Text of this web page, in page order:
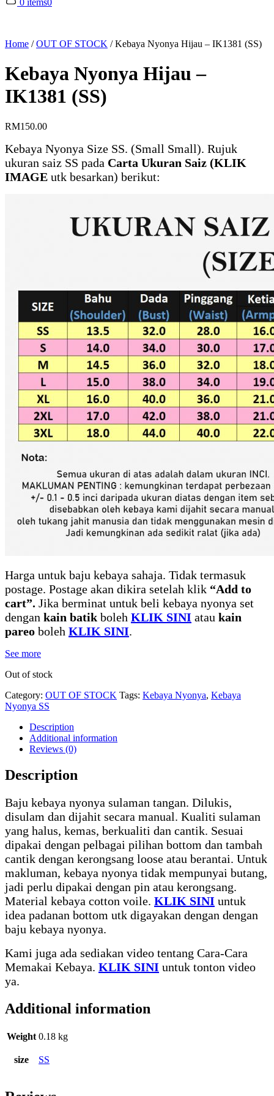
0 items0
Home /OUT OF STOCK /Kebaya Nyonya Hijau – IK1381 (SS)
Kebaya Nyonya Hijau –
IK1381 (SS)
RM150.00
Kebaya Nyonya Size SS. (Small Small). Rujuk
ukuran saiz SS pada Carta Ukuran Saiz (KLIK
IMAGE utk besarkan) berikut:
Harga untuk baju kebaya sahaja. Tidak termasuk
postage. Postage akan dikira setelah klik “Add to
cart”. Jika berminat untuk beli kebaya nyonya set
dengan kain batik boleh KLIK SINI atau kain
pareo boleh KLIK SINI.
See more
Out of stock
Category: OUT OF STOCK Tags: Kebaya Nyonya, Kebaya
Nyonya SS
Description
Additional information
Reviews (0)
Description
Baju kebaya nyonya sulaman tangan. Dilukis,
disulam dan dijahit secara manual. Kualiti sulaman
yang halus, kemas, berkualiti dan cantik. Sesuai
dipakai dengan pelbagai pilihan bottom dan tambah
cantik dengan kerongsang loose atau berantai. Untuk
makluman, kebaya nyonya tidak mempunyai butang,
jadi perlu dipakai dengan pin atau kerongsang.
Material kebaya cotton voile. KLIK SINI untuk
idea padanan bottom utk digayakan dengan dengan
baju kebaya nyonya.
Kami juga ada sediakan video tentang Cara-Cara
Memakai Kebaya. KLIK SINI untuk tonton video
ya.
Additional information
Weight 0.18 kg
size SS